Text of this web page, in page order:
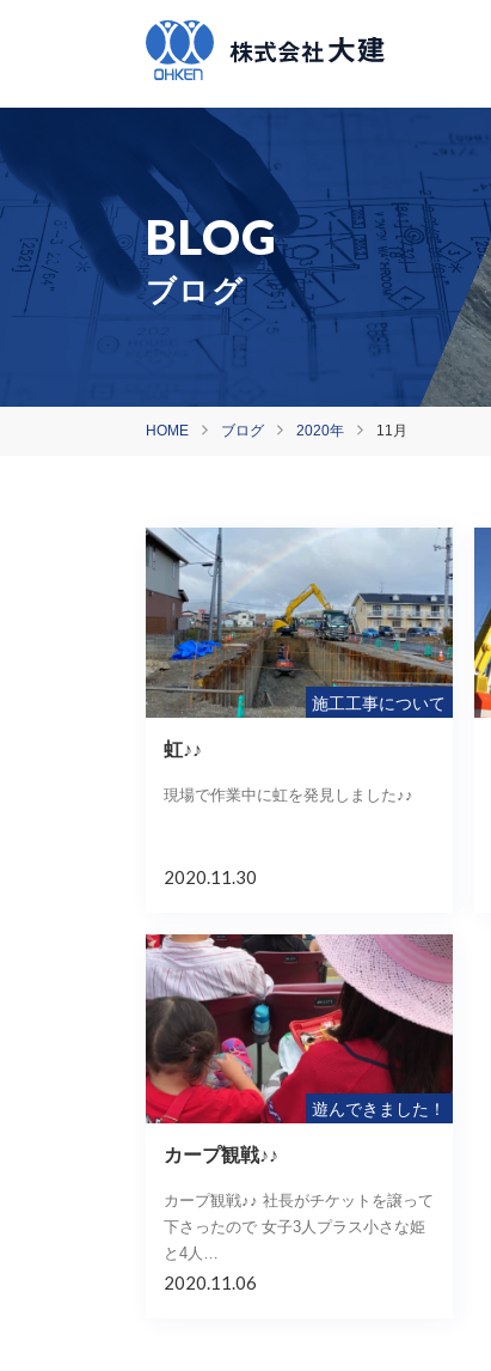
ブログ
HOME ブログ 2020年 11月
施工工事について
虹♪♪
現場で作業中に虹を発見しました♪♪
2020.11.30
遊んできました！
カープ観戦♪♪
カープ観戦♪♪ 社長がチケットを譲って
下さったので 女子3人プラス小さな姫
と4人…
2020.11.06